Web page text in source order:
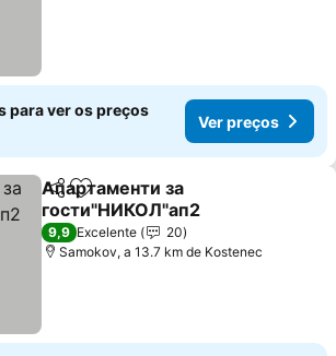
para ver os preços
Ver preços
PartilharAdicionar aos favoritos
Апартаменти за
гости"НИКОЛ"ап2
Ver preços
9,9 Excelente
20
Samokov, a 13.7 km de Kostenec